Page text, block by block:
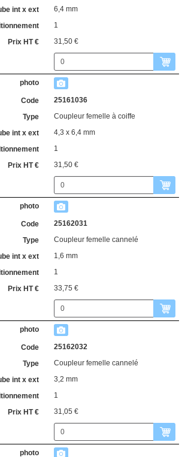
6,4 mm
1
31,50 €
25161036
Coupleur femelle à coiffe
4,3 x 6,4 mm
1
31,50 €
25162031
Coupleur femelle cannelé
1,6 mm
1
33,75 €
25162032
Coupleur femelle cannelé
3,2 mm
1
31,05 €